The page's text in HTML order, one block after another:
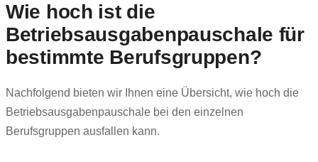
Wie hoch ist die
Betriebsausgabenpauschale für
bestimmte Berufsgruppen?
Nachfolgend bieten wir Ihnen eine Übersicht, wie hoch die
Betriebsausgabenpauschale bei den einzelnen
Berufsgruppen ausfallen kann.